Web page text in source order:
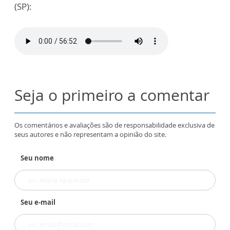
(SP):
Seja o primeiro a comentar
Os comentários e avaliações são de responsabilidade exclusiva de
seus autores e não representam a opinião do site.
Seu nome
Seu e-mail